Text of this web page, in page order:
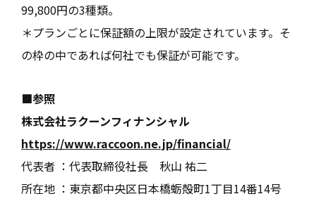
99,800円の3種類。
＊プランごとに保証額の上限が設定されています。そ
の枠の中であれば何社でも保証が可能です。
■参照
株式会社ラクーンフィナンシャル
https://www.raccoon.ne.jp/financial/
代表者 ：代表取締役社長 秋山 祐二
所在地 ：東京都中央区日本橋蛎殻町1丁目14番14号